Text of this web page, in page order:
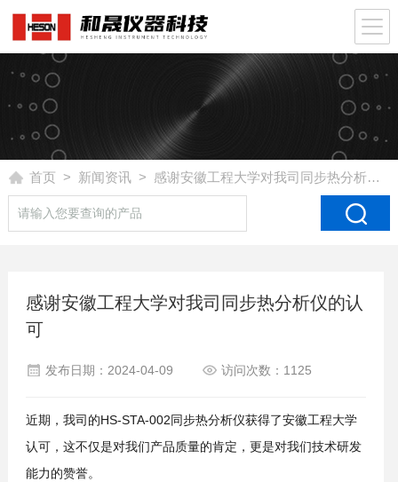
首页 > 新闻资讯> 感谢安徽工程大学对我司同步热分析仪的认可
感谢安徽工程大学对我司同步热分析仪的认
可
发布日期：2024-04-09 访问次数：1125
近期，我司的HS-STA-002同步热分析仪获得了安徽工程大学
认可，这不仅是对我们产品质量的肯定，更是对我们技术研发
能力的赞誉。